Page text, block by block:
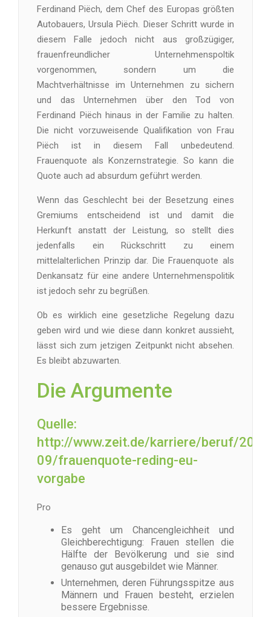
Ferdinand Piëch, dem Chef des Europas größten
Autobauers, Ursula Piëch. Dieser Schritt wurde in
diesem Falle jedoch nicht aus großzügiger,
frauenfreundlicher Unternehmenspoltik
vorgenommen, sondern um die
Machtverhältnisse im Unternehmen zu sichern
und das Unternehmen über den Tod von
Ferdinand Piëch hinaus in der Familie zu halten.
Die nicht vorzuweisende Qualifikation von Frau
Piëch ist in diesem Fall unbedeutend.
Frauenquote als Konzernstrategie. So kann die
Quote auch ad absurdum geführt werden.
Wenn das Geschlecht bei der Besetzung eines
Gremiums entscheidend ist und damit die
Herkunft anstatt der Leistung, so stellt dies
jedenfalls ein Rückschritt zu einem
mittelalterlichen Prinzip dar. Die Frauenquote als
Denkansatz für eine andere Unternehmenspolitik
ist jedoch sehr zu begrüßen.
Ob es wirklich eine gesetzliche Regelung dazu
geben wird und wie diese dann konkret aussieht,
lässt sich zum jetzigen Zeitpunkt nicht absehen.
Es bleibt abzuwarten.
Die Argumente
Quelle:
http://www.zeit.de/karriere/beruf/
09/frauenquote-reding-eu-
vorgabe
Pro
Es geht um Chancengleichheit und
Gleichberechtigung: Frauen stellen die
Hälfte der Bevölkerung und sie sind
genauso gut ausgebildet wie Männer.
Unternehmen, deren Führungsspitze aus
Männern und Frauen besteht, erzielen
bessere Ergebnisse.